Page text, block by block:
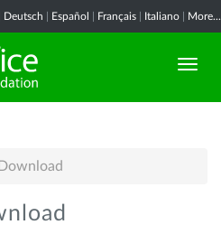
Deutsch Español Français Italiano More...